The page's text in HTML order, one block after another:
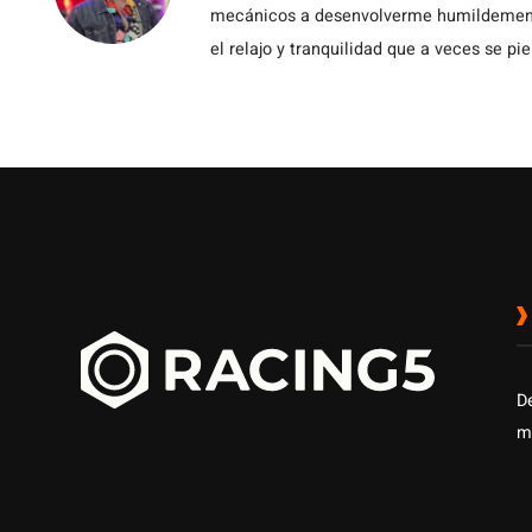
mecánicos a desenvolverme
el relajo y tranquilidad que a veces se